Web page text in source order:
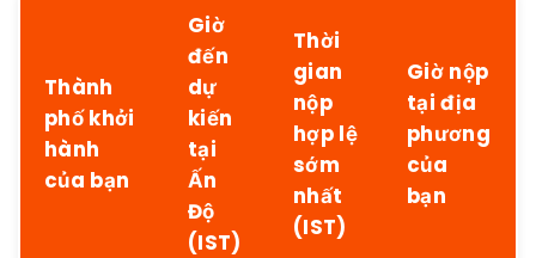
Thành
phố khởi
hành
của bạn
Giờ
đến
dự
kiến
tại
Ấn
Độ
(IST)
Thời
gian
nộp
hợp lệ
sớm
nhất
(IST)
Giờ nộp
tại địa
phương
của
bạn